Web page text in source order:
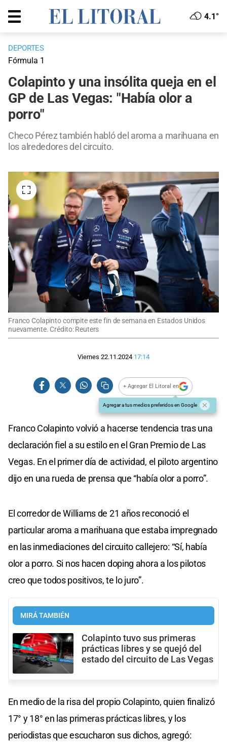
4.1°
DEPORTES
Fórmula 1
Colapinto y una insólita queja en el
GP de Las Vegas: "Había olor a
porro"
Checo Pérez también habló del aroma a marihuana en
los alrededores del circuito.
Franco Colapinto compite este fin de semana en Estados Unidos
nuevamente. Crédito: Reuters
Viernes 22.11.2024 17:14
+ Agregar El Litoral en
Agregar a tus medios preferidos en Google
Franco Colapinto volvió a hacerse tendencia tras una
declaración fiel a su estilo en el Gran Premio de Las
Vegas. En el primer día de actividad, el piloto argentino
dijo en una rueda de prensa que “había olor a porro”.
El corredor de Williams de 21 años reconoció el
particular aroma a marihuana que estaba impregnado
en las inmediaciones del circuito callejero: “Sí, había
olor a porro. Si nos hacen doping ahora a los pilotos
creo que todos positivos, te lo juro”.
MIRÁ TAMBIÉN
Colapinto tuvo sus primeras
prácticas libres y se quejó del
estado del circuito de Las Vegas
En medio de la risa del propio Colapinto, quien finalizó
17° y 18° en las primeras prácticas libres, y los
periodistas que escucharon sus dichos, agregó: